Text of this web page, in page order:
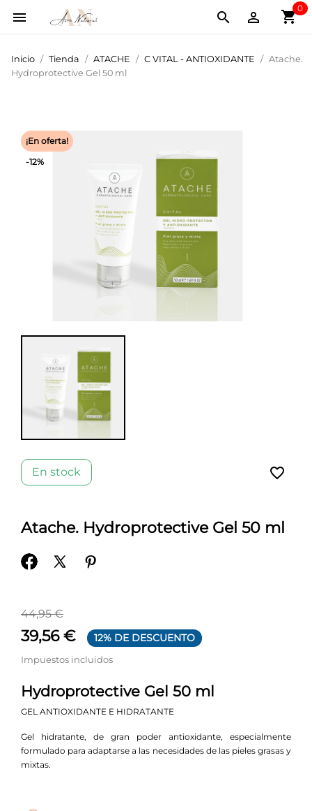
 shopping_cart
0


Inicio Tienda ATACHE C VITAL - ANTIOXIDANTE
Atache.
Hydroprotective Gel 50 ml
¡En oferta!
-12%
En stock favorite_border
Atache. Hydroprotective Gel 50 ml
44,95 €
39,56 € 12% DE DESCUENTO
Impuestos incluidos
Hydroprotective Gel 50 ml
GEL ANTIOXIDANTE E HIDRATANTE
Gel hidratante, de gran poder antioxidante, especialmente
formulado para adaptarse a las necesidades de las pieles grasas y
mixtas.